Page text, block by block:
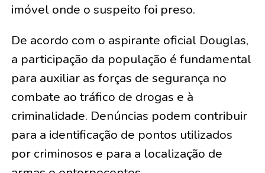
imóvel onde o suspeito foi preso.
De acordo com o aspirante oficial Douglas,
a participação da população é fundamental
para auxiliar as forças de segurança no
combate ao tráfico de drogas e à
criminalidade. Denúncias podem contribuir
para a identificação de pontos utilizados
por criminosos e para a localização de